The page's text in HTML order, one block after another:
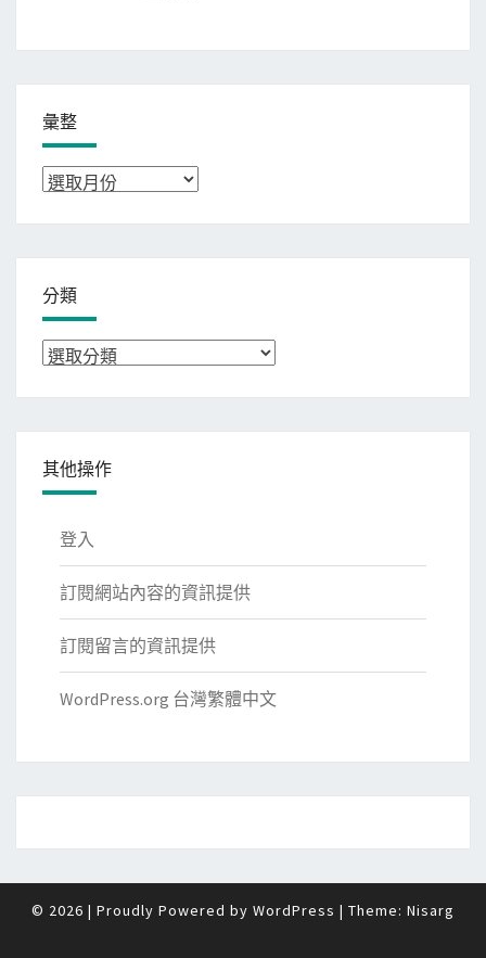
彙整
彙
分類
分
其他操作
登入
訂閱網站內容的資訊提供
訂閱留言的資訊提供
WordPress.org 台灣繁體中文
© 2026 | Proudly Powered by WordPress | Theme: Nisarg